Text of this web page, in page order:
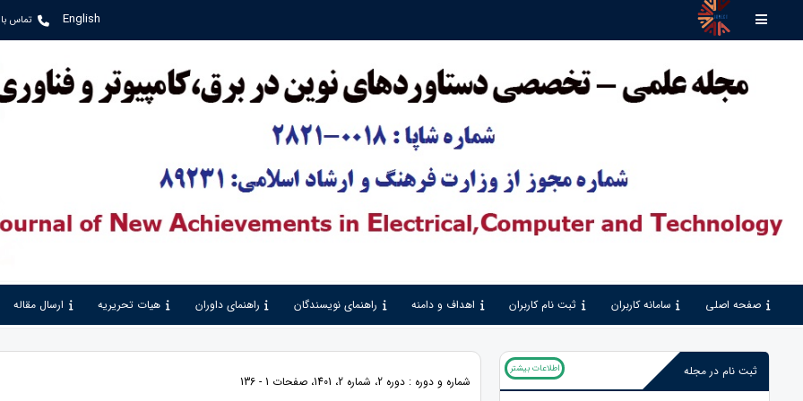
English تماس با
صفحه اصلی سامانه کاربران ثبت نام کاربران اهداف و دامنه راهنمای نویسندگان راهنمای داوران هیات تحریریه ارسال مقاله
ثبت نام در مجله اطلاعات بیشتر
شماره و دوره : دوره 2، شماره 2، 1401، صفحات 1 - 136